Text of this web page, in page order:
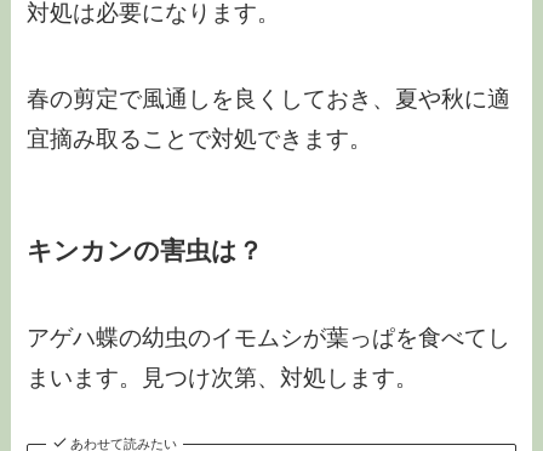
対処は必要になります。
春の剪定で風通しを良くしておき、夏や秋に適
宜摘み取ることで対処できます。
キンカンの害虫は？
アゲハ蝶の幼虫のイモムシが葉っぱを食べてし
まいます。見つけ次第、対処します。
あわせて読みたい